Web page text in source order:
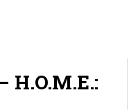
H.O.M.E.: